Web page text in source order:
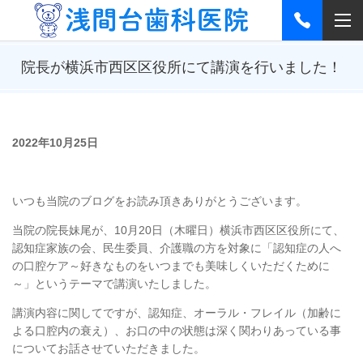
院長が横浜市西区区役所にて講演を行いました！
2022年10月25日
いつも当院のブログをお読み頂きありがとうございます。
当院の院長妹尾が、 10月 20日（木曜日）横浜市西区区役所にて、
認知症家族の会、民生委員、介護職の方を対象に「認知症の人へ
の口腔ケア～好きなものをいつまでも美味しくいただくために
～」というテーマで講演いたしました。
講演内容に関してですが、認知症、オーラル・フレイル（加齢に
よる口腔内の衰え）、お口の中の状態は深く関わりあっている事
についてお話させていただきました。